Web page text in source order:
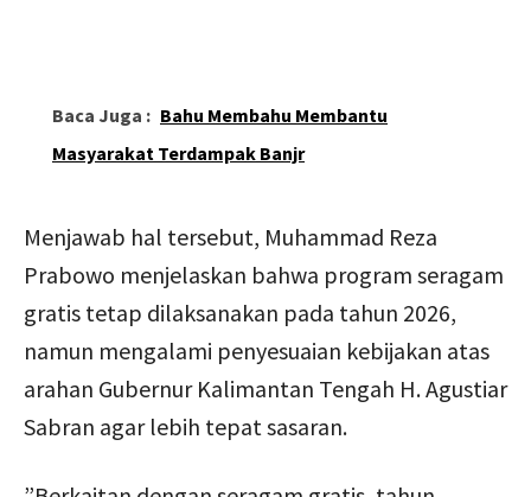
Baca Juga : Bahu Membahu Membantu
Masyarakat Terdampak Banjr
‎Menjawab hal tersebut, Muhammad Reza
Prabowo menjelaskan bahwa program seragam
gratis tetap dilaksanakan pada tahun 2026,
namun mengalami penyesuaian kebijakan atas
arahan Gubernur Kalimantan Tengah H. Agustiar
Sabran agar lebih tepat sasaran.